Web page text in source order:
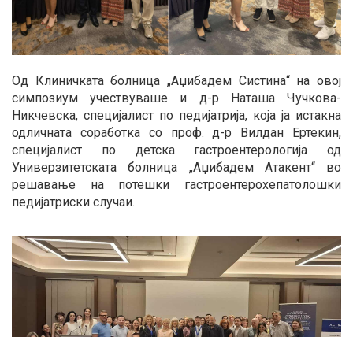
Од Клиничката болница „Аџибадем Систина“ на овој
симпозиум учествуваше и д-р Наташа Чучкова-
Никчевска, специјалист по педијатрија, која ја истакна
одличната соработка со проф. д-р Вилдан Ертекин,
специјалист по детска гастроентерологија од
Универзитетската болница „Аџибадем Атакент“ во
решавање на потешки гастроентерохепатолошки
педијатриски случаи.